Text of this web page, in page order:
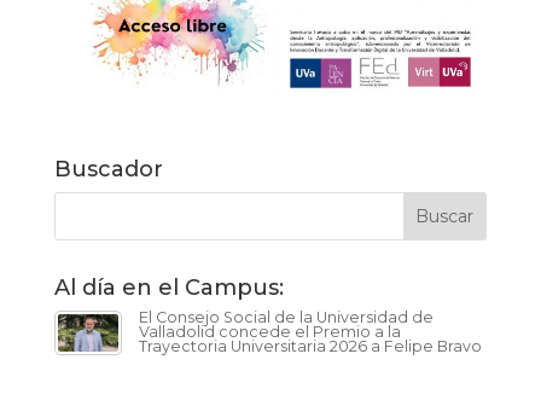
Buscador
Al día en el Campus:
El Consejo Social de la Universidad de
Valladolid concede el Premio a la
Trayectoria Universitaria 2026 a Felipe Bravo